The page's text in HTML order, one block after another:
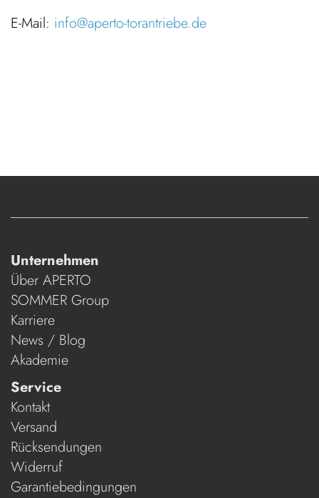
E-Mail: info@aperto-torantriebe.de
Unternehmen
Über APERTO
SOMMER Group
Karriere
News / Blog
Akademie
Service
Kontakt
Versand
Rücksendungen
Widerruf
Garantiebedingungen